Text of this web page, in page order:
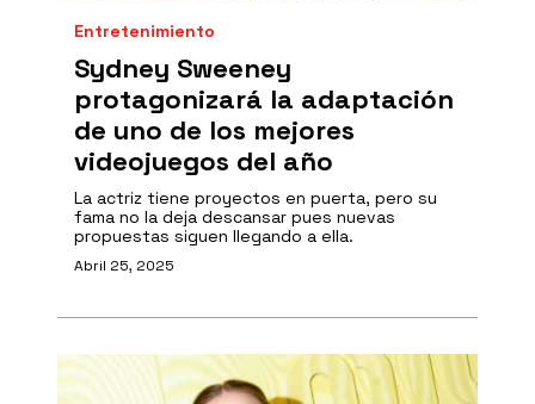
Entretenimiento
Sydney Sweeney
protagonizará la adaptación
de uno de los mejores
videojuegos del año
La actriz tiene proyectos en puerta, pero su
fama no la deja descansar pues nuevas
propuestas siguen llegando a ella.
Abril 25, 2025